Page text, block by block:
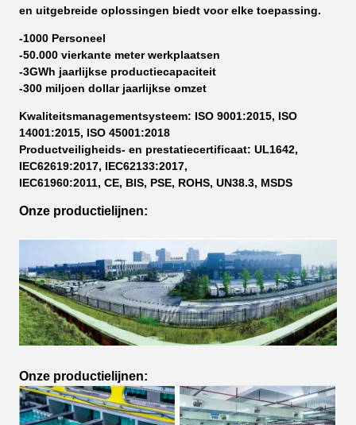
en uitgebreide oplossingen biedt voor elke toepassing.
-1000 Personeel
-50.000 vierkante meter werkplaatsen
-3GWh jaarlijkse productiecapaciteit
-300 miljoen dollar jaarlijkse omzet
Kwaliteitsmanagementsysteem: ISO 9001:2015, ISO
14001:2015, ISO 45001:2018
Productveiligheids- en prestatiecertificaat: UL1642,
IEC62619:2017, IEC62133:2017,
IEC61960:2011, CE, BIS, PSE, ROHS, UN38.3, MSDS
Onze productielijnen:
Onze productielijnen: